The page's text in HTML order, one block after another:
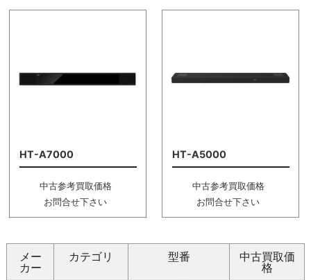
HT-A7000
中古参考買取価格
お問合せ下さい
HT-A5000
中古参考買取価格
お問合せ下さい
メー
カー
カテゴリ 型番
中古買取価
格